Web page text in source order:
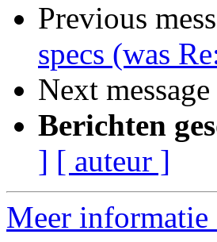
Previous
specs (was
Next
Berichten
] [ auteur ]
Meer